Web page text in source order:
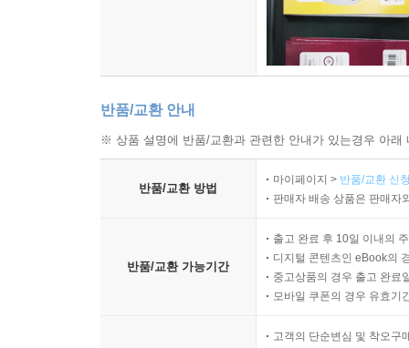
반품/교환 안내
※ 상품 설명에 반품/교환과 관련한 안내가 있는경우 아
반품/교환 방법
마이페이지 > 반품/교환 신
판매자 배송 상품은 판매자
반품/교환 가능기간
출고 완료 후 10일 이내의
디지털 콘텐츠인 eBook의
중고상품의 경우 출고 완료
모바일 쿠폰의 경우 유효기
고객의 단순변심 및 착오구